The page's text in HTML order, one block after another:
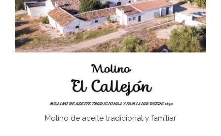
Juntar las letras. La alfabetización en el campo: del
afán de saber a la autogestión
Historia y vivencias del poblado de Los Hurones
Molino de aceite tradicional y familiar